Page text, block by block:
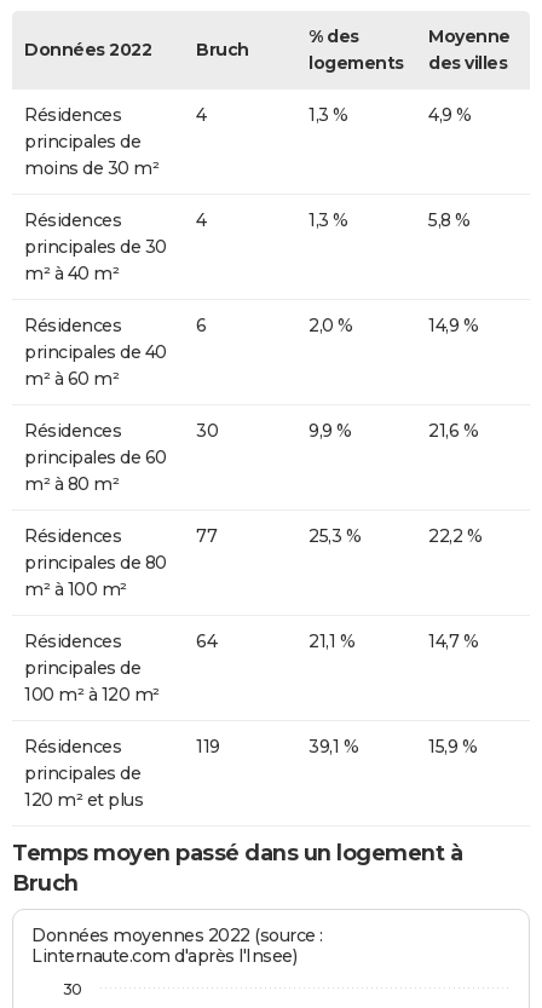
Données 2022 Bruch
% des
logements
Moyenne
des villes
Résidences
principales de
moins de 30 m²
4 1,3 % 4,9 %
Résidences
principales de 30
m² à 40 m²
4 1,3 % 5,8 %
Résidences
principales de 40
m² à 60 m²
6 2,0 % 14,9 %
Résidences
principales de 60
m² à 80 m²
30 9,9 % 21,6 %
Résidences
principales de 80
m² à 100 m²
77 25,3 % 22,2 %
Résidences
principales de
100 m² à 120 m²
64 21,1 % 14,7 %
Résidences
principales de
120 m² et plus
119 39,1 % 15,9 %
Temps moyen passé dans un logement à
Bruch
Données moyennes 2022 (source :
Linternaute.com d'après l'Insee)
30